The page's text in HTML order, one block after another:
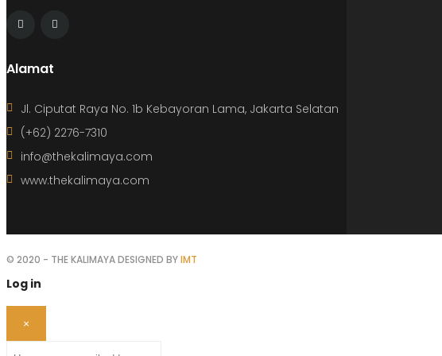
Alamat
Jl. Ciputat Raya No. 1b Kebayoran Lama, Jakarta Selatan
(+62) 2276-7310
info@thekalimaya.com
www.thekalimaya.com
© 2020 - THE KALIMAYA DESIGNED BYIMT
Log in
×